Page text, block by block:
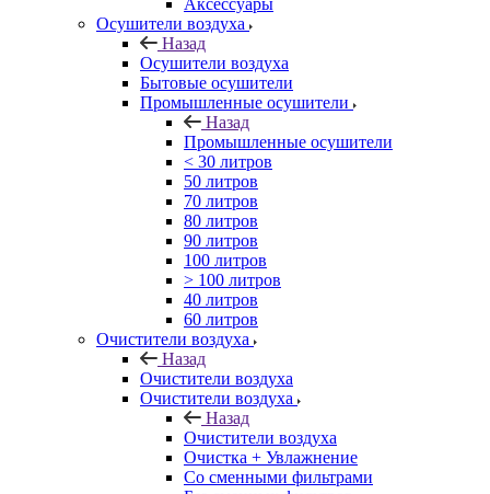
Аксессуары
Осушители воздуха
Назад
Осушители воздуха
Бытовые осушители
Промышленные осушители
Назад
Промышленные осушители
< 30 литров
50 литров
70 литров
80 литров
90 литров
100 литров
> 100 литров
40 литров
60 литров
Очистители воздуха
Назад
Очистители воздуха
Очистители воздуха
Назад
Очистители воздуха
Очистка + Увлажнение
Cо сменными фильтрами